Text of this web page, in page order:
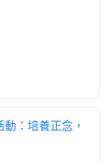
：培養正念，